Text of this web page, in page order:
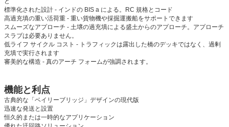
標準化された設計 - インドの BIS a による。RC 規格とコード
高過充填の重い活荷重 - 重い貨物機や採掘運搬船をサポートできます
スムーズなアプローチ - 土壌の過充填による盛土からのアプローチ。アプローチ
スラブは必要ありません。
低ライフ サイクル コスト - トラフィックは露出した橋のデッキではなく、過剰
充填で実行されます
審美的な構造 - 真のアーチ フォームが強調されます。
機能と利点
古典的な「ベイリーブリッジ」デザインの現代版
迅速な発送と設置
恒久的または一時的なアプリケーション